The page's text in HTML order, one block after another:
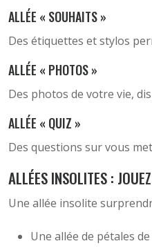
ALLÉE « SOUHAITS »
Des étiquettes et stylos
ALLÉE « PHOTOS »
Des photos de votre vie,
ALLÉE « QUIZ »
Des questions sur vous
ALLÉES INSOLITES :
Une allée insolite
Une allée de pétales